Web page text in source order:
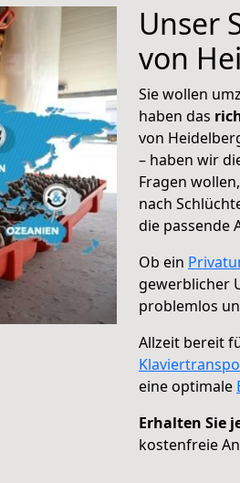
Unser
von
Sie wollen
haben das
von
– haben wir
Fragen wollen,
nach
die passende
Ob ein
gewerblicher
problemlos
Allzeit bereit
eine optimale
Erhalten Sie
kostenfreie